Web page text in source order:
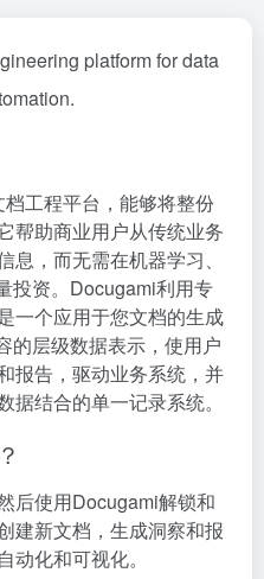
platform for data
工程平台，能够将整份
帮助商业用户从传统业务
，而无需在机器学习、
投资。Docugami利用专
一个应用于您文档的生成
的层级数据表示，使用户
报告，驱动业务系统，并
结合的单一记录系统。
后使用Docugami解锁和
建新文档，生成洞察和报
化和可视化。